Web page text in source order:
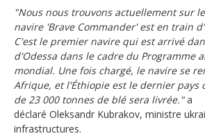
"Nous nous trouvons actuellement sur
navire 'Brave Commander' est en train
C'est le premier navire qui est arrivé
d'Odessa dans le cadre du Programme
mondial. Une fois chargé, le navire se
Afrique, et l'Éthiopie est le dernier pays
de 23 000 tonnes de blé sera livrée."a
déclaré Oleksandr Kubrakov, ministre
infrastructures.